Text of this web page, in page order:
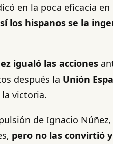
en la poca eficacia
los hispanos se la
igualó las acciones
después la Unión
la victoria.
de Ignacio
pero no las convirtió